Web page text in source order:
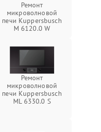
Ремонт
микроволновой
печи Kuppersbusch
M 6120.0 W
Ремонт
микроволновой
печи Kuppersbusch
ML 6330.0 S